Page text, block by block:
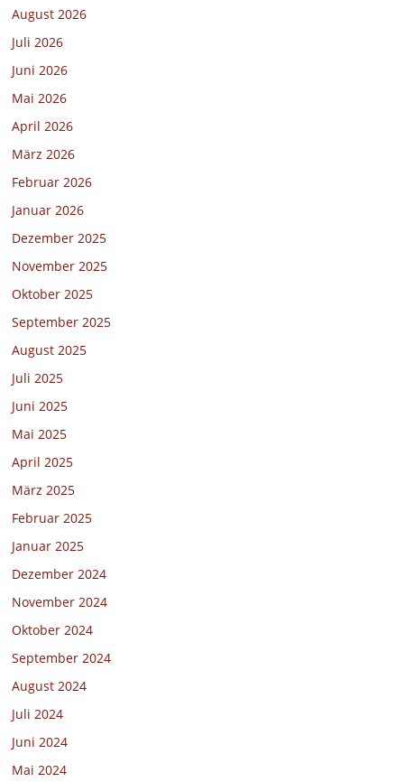
August 2026
Juli 2026
Juni 2026
Mai 2026
April 2026
März 2026
Februar 2026
Januar 2026
Dezember 2025
November 2025
Oktober 2025
September 2025
August 2025
Juli 2025
Juni 2025
Mai 2025
April 2025
März 2025
Februar 2025
Januar 2025
Dezember 2024
November 2024
Oktober 2024
September 2024
August 2024
Juli 2024
Juni 2024
Mai 2024